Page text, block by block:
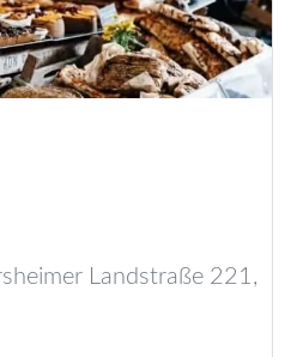
Landstraße 221 ,